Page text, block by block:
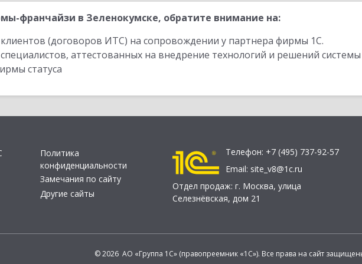
франчайзи в Зеленокумске, обратите внимание на:
(договоров ИТС) на сопровождении у партнера фирмы 1С.
аттестованных на внедрение технологий и решений
статуса
Политика
конфиденциальности
Замечания по сайту
Другие сайты
Телефон: +7 (495) 737-92-57
Email: site_v8@1c.ru
Отдел продаж: г. Москва, улица
Селезнёвская, дом 21
© 2026 АО «Группа 1С» (правопреемник «1С»). Все права на сайт